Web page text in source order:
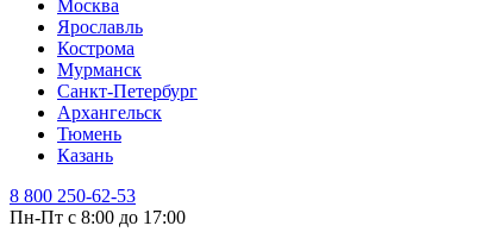
Москва
Ярославль
Кострома
Мурманск
Санкт-Петербург
Архангельск
Тюмень
Казань
8 800 250-62-53
Пн-Пт с 8:00 до 17:00